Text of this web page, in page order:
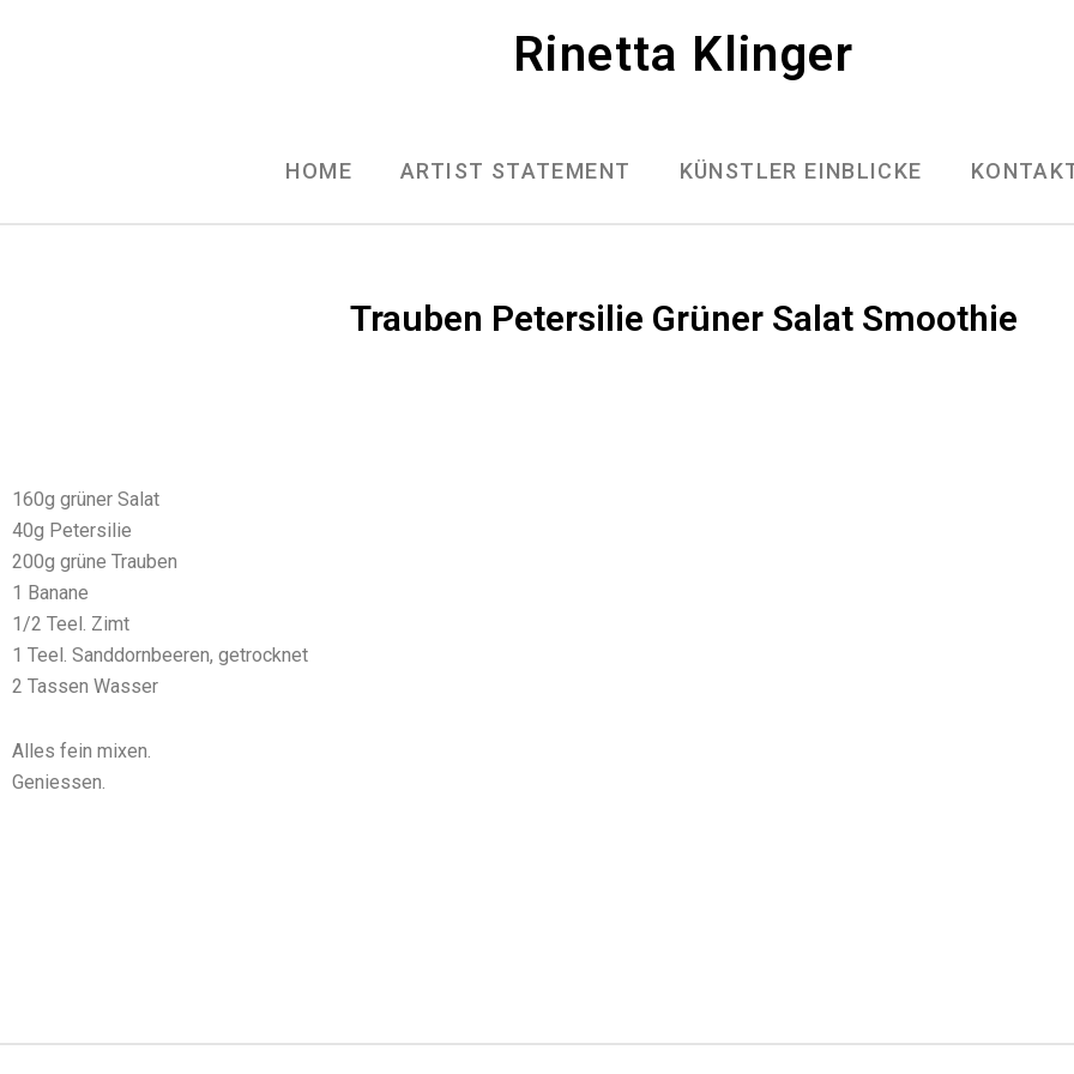
Rinetta Klinger
HOME ARTIST STATEMENT KÜNSTLER EINBLICKE
Trauben Petersilie Grüner Salat Smoothie
160g grüner Salat
40g Petersilie
200g grüne Trauben
1 Banane
1/2 Teel. Zimt
1 Teel. Sanddornbeeren, getrocknet
2 Tassen Wasser
Alles fein mixen.
Geniessen.